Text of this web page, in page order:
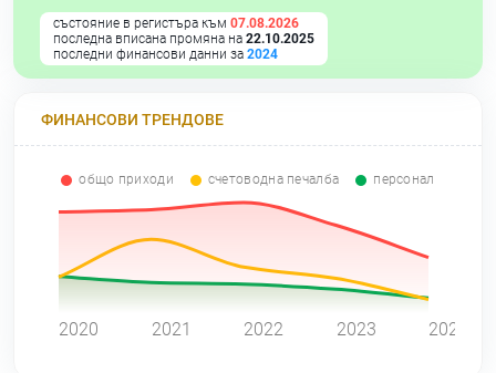
състояние в регистъра към 07.08.2026
последна вписана промяна на 22.10.2025
последни финансови данни за 2024
ФИНАНСОВИ ТРЕНДОВЕ
общо приходи счетоводна печалба персонал
2020 2021 2022 2023 2024